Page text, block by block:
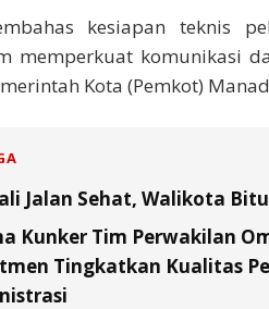
kesiapan teknis
memperkuat komunikasi
Kota (Pemkot)
Jalan Sehat, Walikota
Kunker Tim Perwakilan
Tingkatkan Kualitas